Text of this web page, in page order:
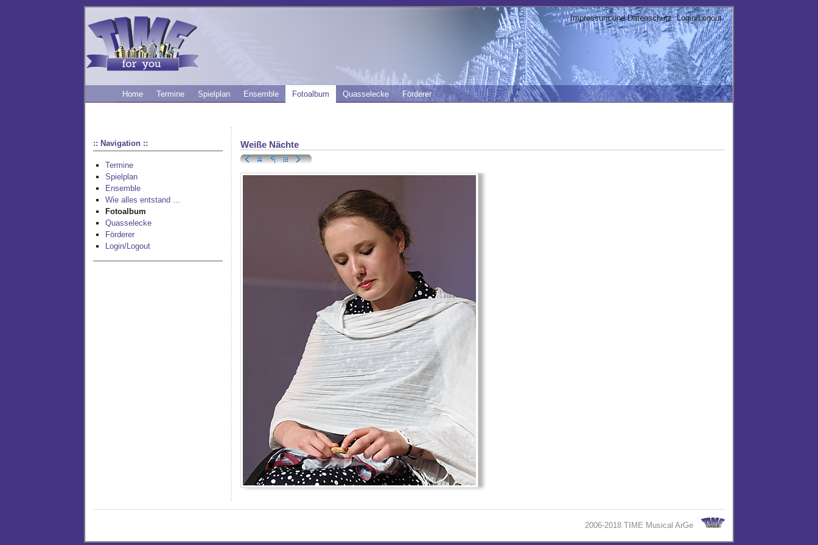
Impressum und Datenschutz Login/Logout
Home Termine Spielplan Ensemble Fotoalbum Quasselecke Förderer
:: Navigation ::
Termine
Spielplan
Ensemble
Wie alles entstand ...
Fotoalbum
Quasselecke
Förderer
Login/Logout
Weiße Nächte
2006-2018 TIME Musical ArGe